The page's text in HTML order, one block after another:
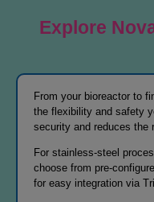
Explore
From your bioreactor to
the flexibility and safety
security and reduces the
For stainless-steel
choose from pre-
for easy integration via